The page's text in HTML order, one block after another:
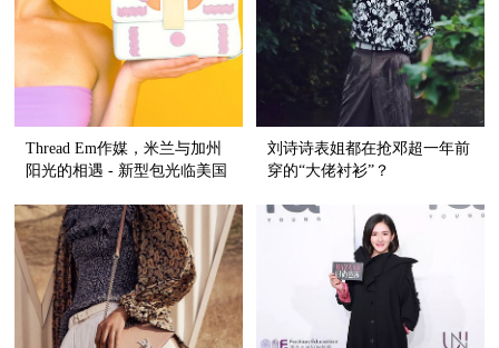
Thread Em作媒，米兰与加州
阳光的相遇 - 新型包光临美国
刘诗诗表姐都在抢邓超一年前
穿的“大佬衬衫”？